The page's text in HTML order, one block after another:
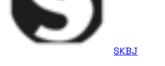
SKBJ